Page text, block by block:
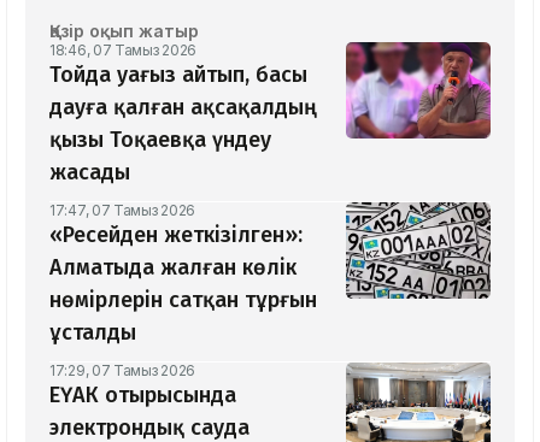
Қазір оқып жатыр
18:46, 07 Тамыз 2026
Тойда уағыз айтып, басы
дауға қалған ақсақалдың
қызы Тоқаевқа үндеу
жасады
17:47, 07 Тамыз 2026
«Ресейден жеткізілген»:
Алматыда жалған көлік
нөмірлерін сатқан тұрғын
ұсталды
17:29, 07 Тамыз 2026
ЕҮАК отырысында
электрондық сауда